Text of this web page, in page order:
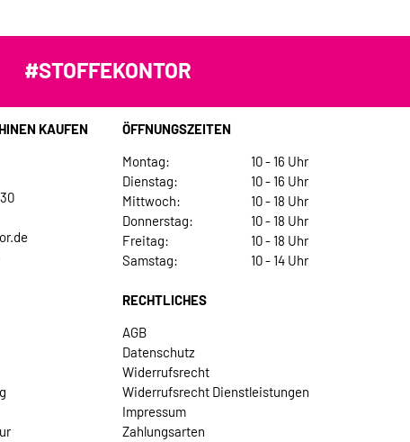
#STOFFEKONTOR
KAUFEN
ÖFFNUNGSZEITEN
Montag:
10 - 16 Uhr
Dienstag:
10 - 16 Uhr
Mittwoch:
10 - 18 Uhr
Donnerstag:
10 - 18 Uhr
Freitag:
10 - 18 Uhr
Samstag:
10 - 14 Uhr
RECHTLICHES
AGB
Datenschutz
Widerrufsrecht
Widerrufsrecht Dienstleistungen
Impressum
Zahlungsarten